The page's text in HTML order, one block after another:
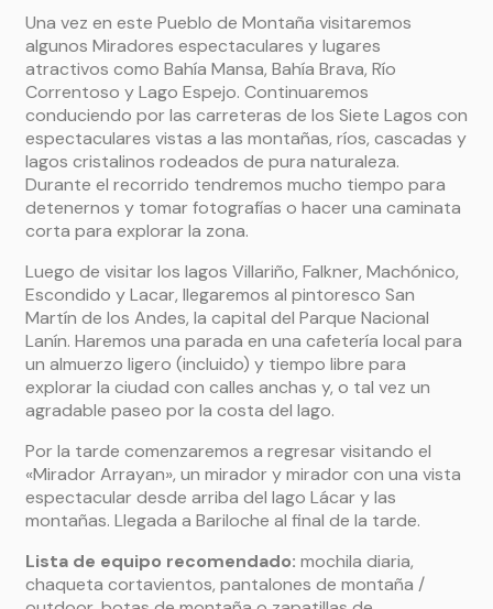
Una vez en este Pueblo de Montaña visitaremos
algunos Miradores espectaculares y lugares
atractivos como Bahía Mansa, Bahía Brava, Río
Correntoso y Lago Espejo. Continuaremos
conduciendo por las carreteras de los Siete Lagos con
espectaculares vistas a las montañas, ríos, cascadas y
lagos cristalinos rodeados de pura naturaleza.
Durante el recorrido tendremos mucho tiempo para
detenernos y tomar fotografías o hacer una caminata
corta para explorar la zona.
Luego de visitar los lagos Villariño, Falkner, Machónico,
Escondido y Lacar, llegaremos al pintoresco San
Martín de los Andes, la capital del Parque Nacional
Lanín. Haremos una parada en una cafetería local para
un almuerzo ligero (incluido) y tiempo libre para
explorar la ciudad con calles anchas y, o tal vez un
agradable paseo por la costa del lago.
Por la tarde comenzaremos a regresar visitando el
«Mirador Arrayan», un mirador y mirador con una vista
espectacular desde arriba del lago Lácar y las
montañas. Llegada a Bariloche al final de la tarde.
Lista de equipo recomendado: mochila diaria,
chaqueta cortavientos, pantalones de montaña /